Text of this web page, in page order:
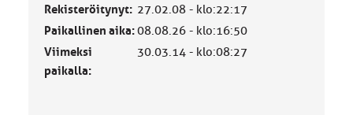
Rekisteröitynyt: 27.02.08 - klo:22:17
Paikallinen aika:08.08.26 - klo:16:50
Viimeksi
paikalla:
30.03.14 - klo:08:27